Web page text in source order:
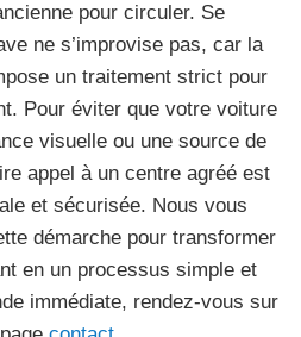
pour circuler. Se
ne s’improvise pas, car la
un traitement strict pour
Pour éviter que votre voiture
visuelle ou une source de
appel à un centre agréé est
et sécurisée. Nous vous
démarche pour transformer
en un processus simple et
immédiate, rendez-vous sur